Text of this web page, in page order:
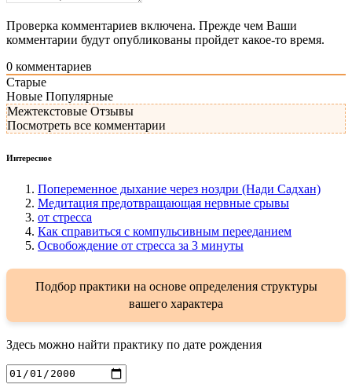
Проверка комментариев включена. Прежде чем Ваши
комментарии будут опубликованы пройдет какое-то время.
0 комментариев
Старые
Новые Популярные
Межтекстовые Отзывы
Посмотреть все комментарии
Интересное
Попеременное дыхание через ноздри (Нади Садхан)
Медитация предотвращающая нервные срывы
от стресса
Как справиться с компульсивным перееданием
Освобождение от стресса за 3 минуты
Подбор практики на основе определения структуры
вашего характера
Здесь можно найти практику по дате рождения